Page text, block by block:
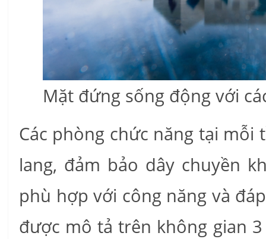
Mặt đứng sống động với
Các phòng chức năng tại
lang, đảm bảo dây chuyền
phù hợp với công năng và
được mô tả trên không gian